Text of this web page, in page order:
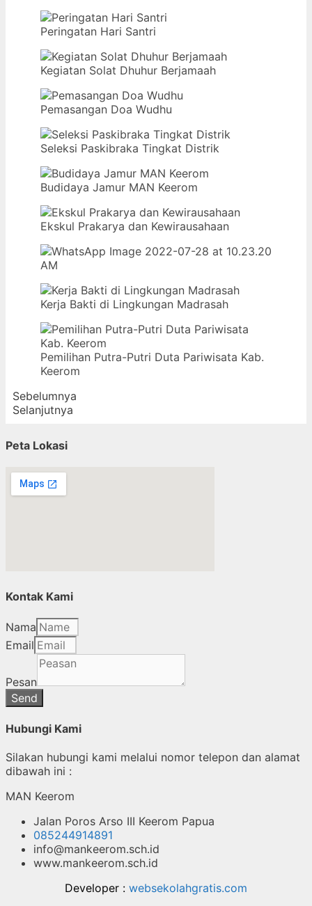
Peringatan Hari Santri
Kegiatan Solat Dhuhur Berjamaah
Pemasangan Doa Wudhu
Seleksi Paskibraka Tingkat Distrik
Budidaya Jamur MAN Keerom
Ekskul Prakarya dan Kewirausahaan
Kerja Bakti di Lingkungan Madrasah
Pemilihan Putra-Putri Duta Pariwisata Kab.
Keerom
Sebelumnya
Selanjutnya
Peta Lokasi
Kontak Kami
Nama
Email
Pesan
Send
Hubungi Kami
Silakan hubungi kami melalui nomor telepon dan alamat
dibawah ini :
MAN Keerom
Jalan Poros Arso III Keerom Papua
085244914891
info@mankeerom.sch.id
www.mankeerom.sch.id
Developer : websekolahgratis.com